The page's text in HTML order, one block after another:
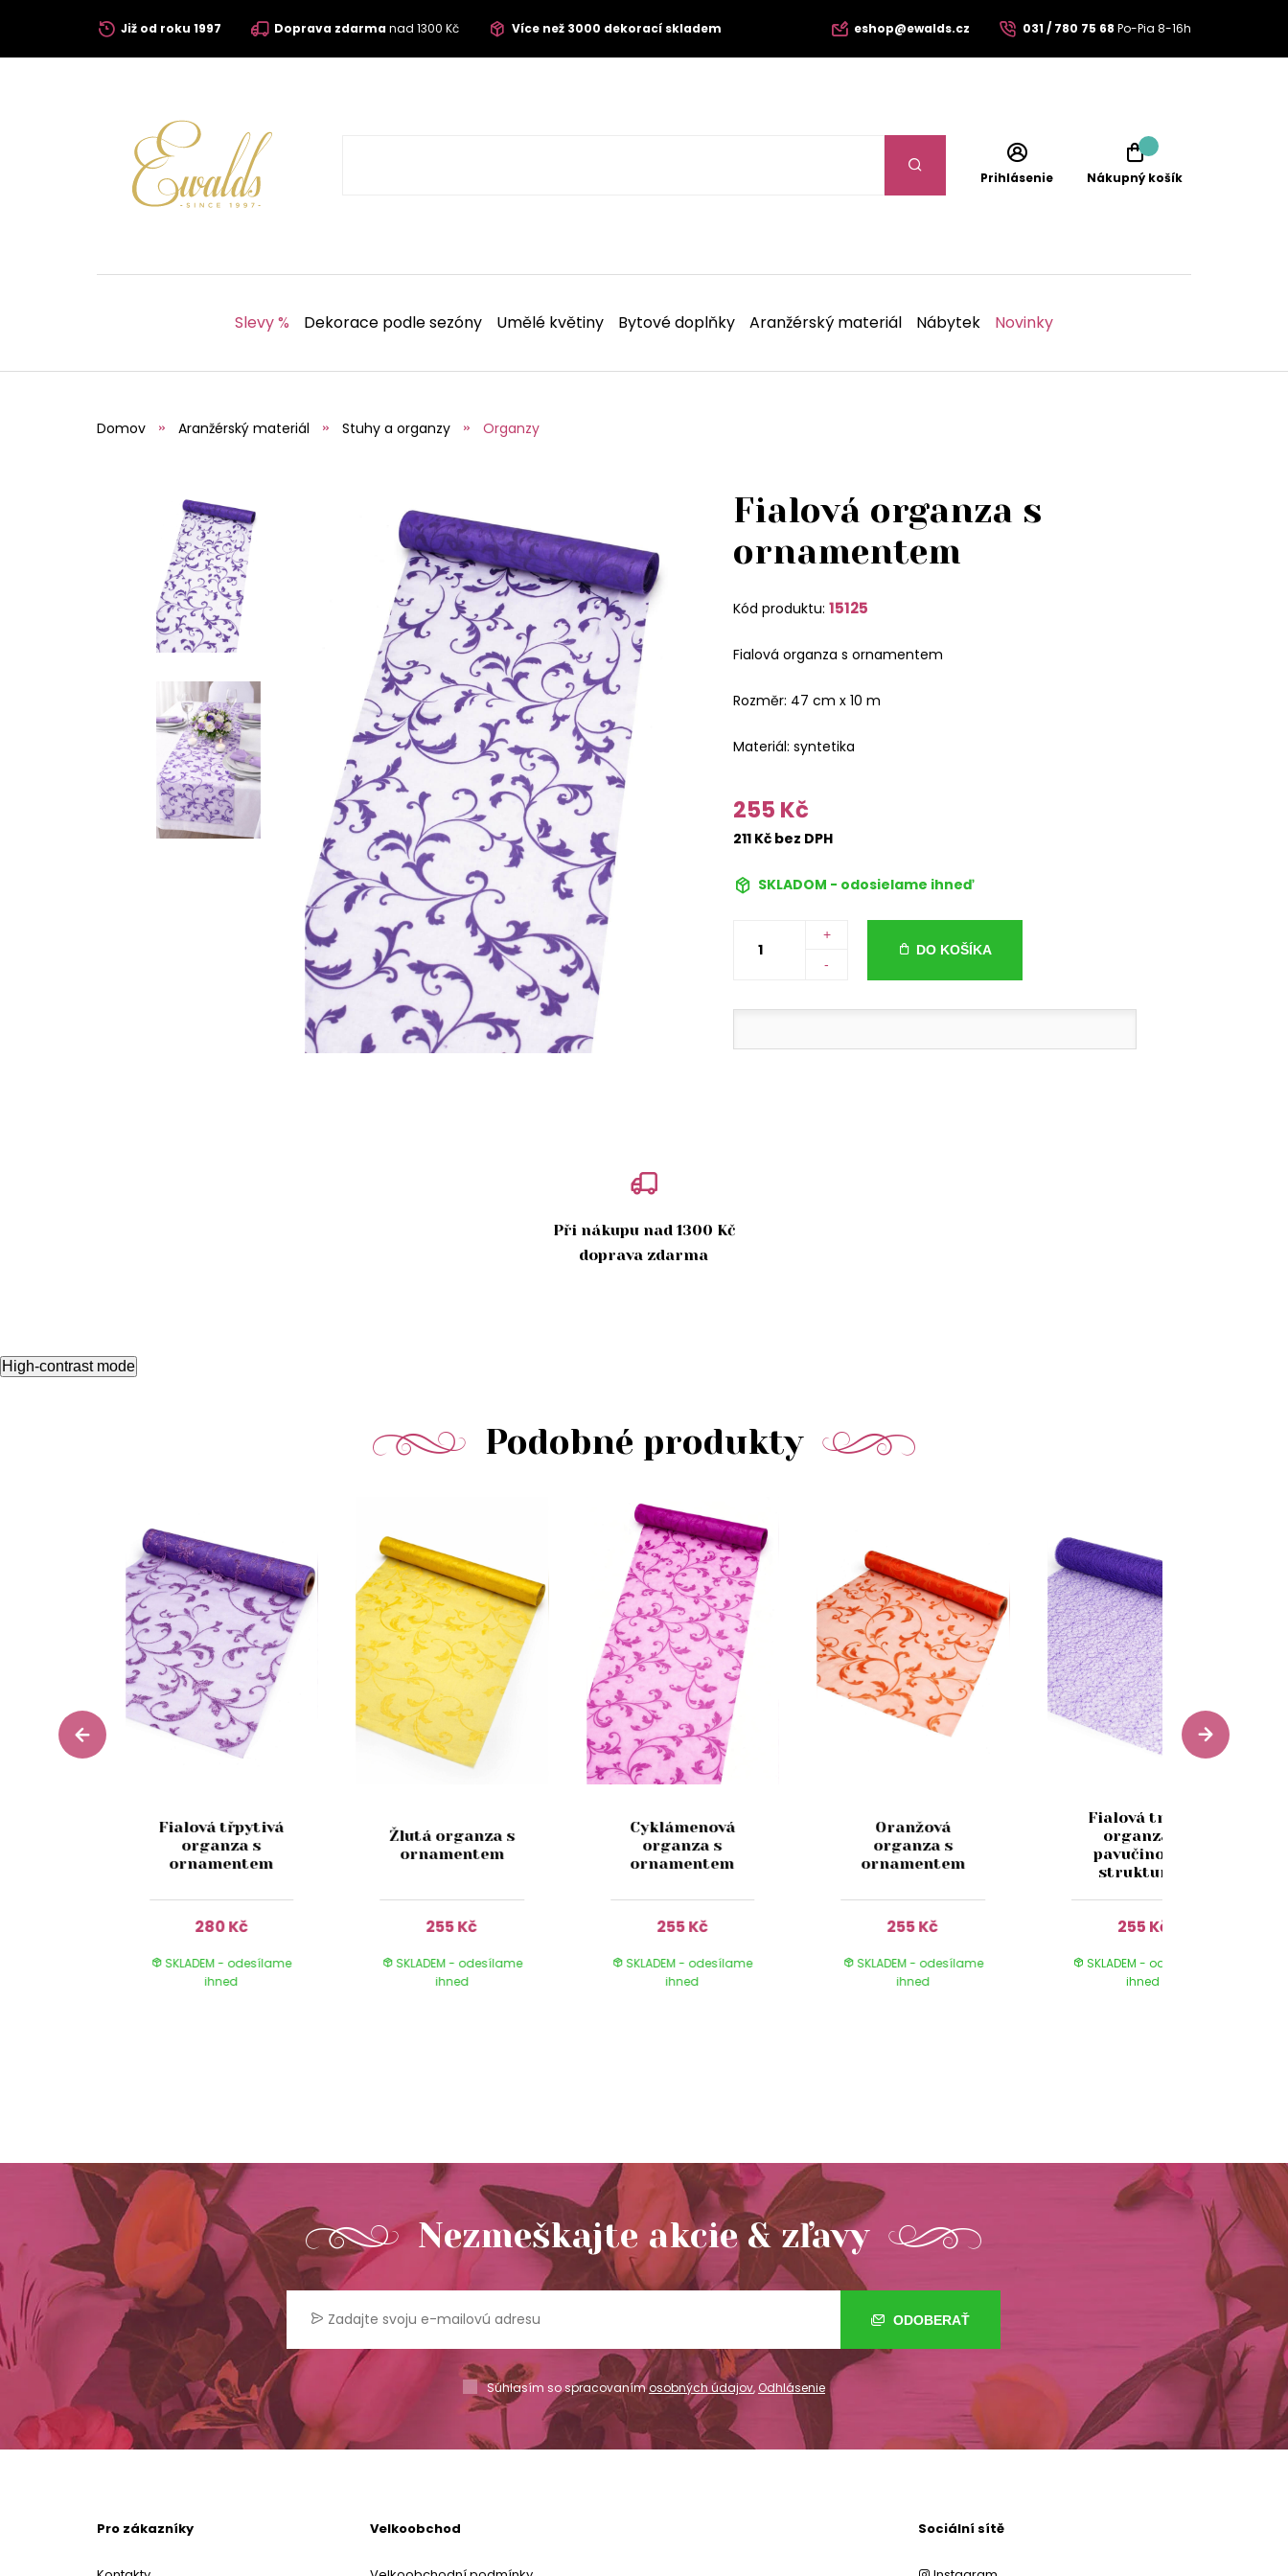
Již od roku 1997 Doprava zdarmanad 1300 Kč Více než 3000 dekorací skladem eshop@ewalds.cz 031 / 780 75 68 Po-Pia 8-16h
Prihlásenie Nákupný košík
Slevy % Dekorace podle sezóny Umělé květiny Bytové doplňky Aranžérský materiál Nábytek Novinky
Domov Aranžérský materiál Stuhy a organzy Organzy
Fialová organza s
ornamentem
Kód produktu: 15125
Fialová organza s ornamentem
Rozměr: 47 cm x 10 m
Materiál: syntetika
255 Kč
211 Kč bez DPH
SKLADOM - odosielame ihneď
+
-
DO KOŠÍKA
Při nákupu nad 1300 Kč
doprava zdarma
High-contrast mode
Podobné produkty
Fialová třpytivá
organza s
ornamentem
280 Kč
SKLADEM - odesílame
ihned
Žlutá organza s
ornamentem
255 Kč
SKLADEM - odesílame
ihned
Cyklámenová
organza s
ornamentem
255 Kč
SKLADEM - odesílame
ihned
Oranžová
organza s
ornamentem
255 Kč
SKLADEM - odesílame
ihned
Fialová tmavá
organza s
pavučinovou
strukturou
255 Kč
SKLADEM - odesílame
ihned
Nezmeškajte akcie & zľavy
ODOBERAŤ
Súhlasím so spracovanímosobných údajov,Odhlásenie
Pro zákazníky Velkoobchod Sociální sítě